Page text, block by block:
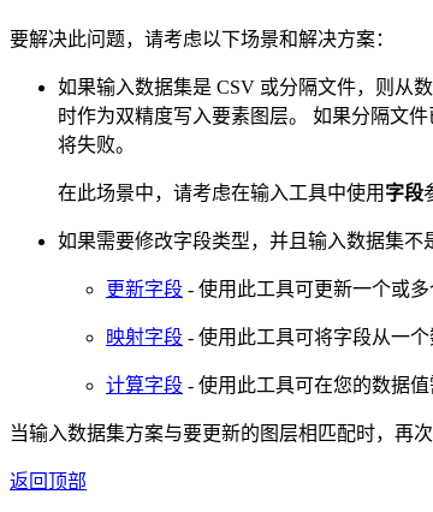
要解决此问题，请考虑以下场景和解决方案：
如果输入数据集是 CSV 或分隔文件，则从
时作为双精度写入要素图层。 如果分隔文
将失败。
在此场景中，请考虑在输入工具中使用 字段
如果需要修改字段类型，并且输入数据集不
更新字段 - 使用此工具可更新一个或多
映射字段 - 使用此工具可将字段从一
计算字段 - 使用此工具可在您的数据
当输入数据集方案与要更新的图层相匹配时，再次
返回顶部